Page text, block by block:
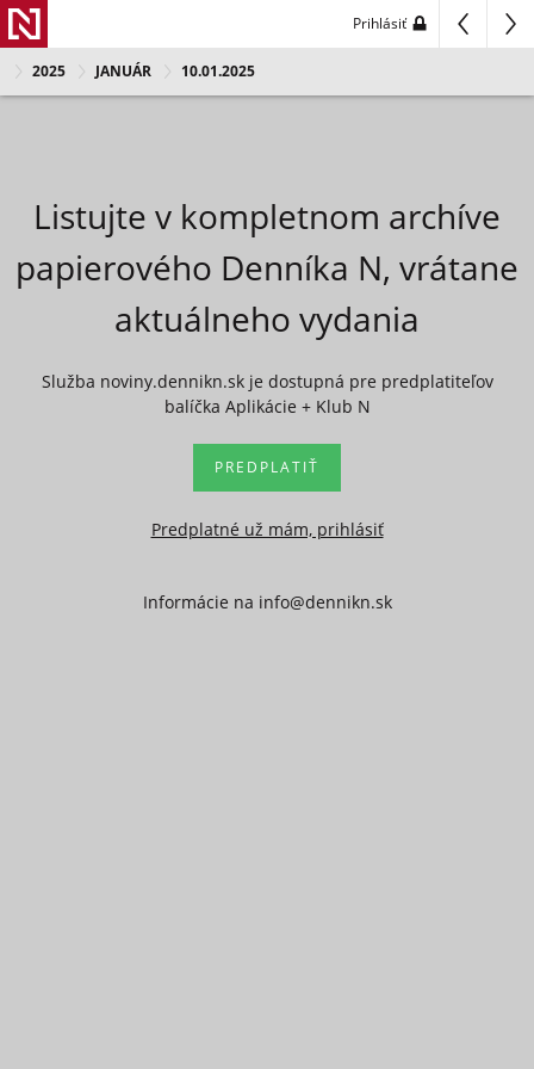
Prihlásiť
2025 JANUÁR 10.01.2025
Listujte v kompletnom archíve
papierového Denníka N, vrátane
aktuálneho vydania
Služba noviny.dennikn.sk je dostupná pre predplatiteľov
balíčka Aplikácie + Klub N
PREDPLATIŤ
Predplatné už mám, prihlásiť
Informácie na info@dennikn.sk